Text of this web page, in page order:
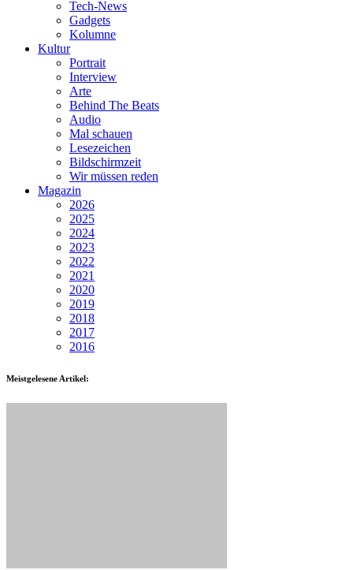
Tech-News
Gadgets
Kolumne
Kultur
Portrait
Interview
Arte
Behind The Beats
Audio
Mal schauen
Lesezeichen
Bildschirmzeit
Wir müssen reden
Magazin
2026
2025
2024
2023
2022
2021
2020
2019
2018
2017
2016
Meistgelesene Artikel: